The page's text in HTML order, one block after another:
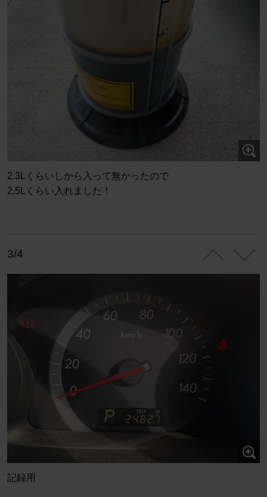
2.3Lくらいしから入って無かったので
2.5Lくらい入れました！
3/4
記録用